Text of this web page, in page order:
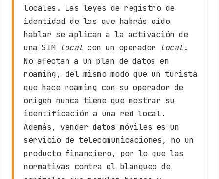
locales. Las leyes de registro de
identidad de las que habrás oído
hablar se aplican a la activación de
una SIM local con un operador local .
No afectan a un plan de datos en
roaming, del mismo modo que un turista
que hace roaming con su operador de
origen nunca tiene que mostrar su
identificación a una red local.
Además, vender datos móviles es un
servicio de telecomunicaciones, no un
producto financiero, por lo que las
normativas contra el blanqueo de